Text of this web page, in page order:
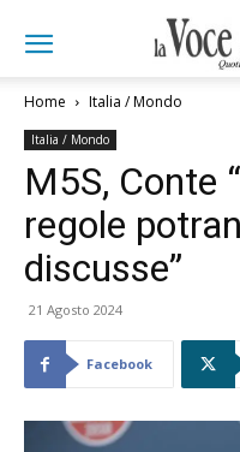
Home Italia / Mondo
Italia / Mondo
M5S, Conte
regole
discusse”
21 Agosto 2024
Facebook